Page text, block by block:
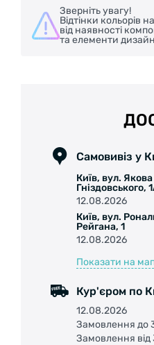
Зверніть увагу!
Відтінки кольорів
від наявності
та елементи
Самовивіз у
Київ, вул. Якова
Гніздовського,
12.08.2026
Київ, вул.
Рейгана, 1
12.08.2026
Показати на
Кур'єром по
12.08.2026
Замовлення до
Замовлення від